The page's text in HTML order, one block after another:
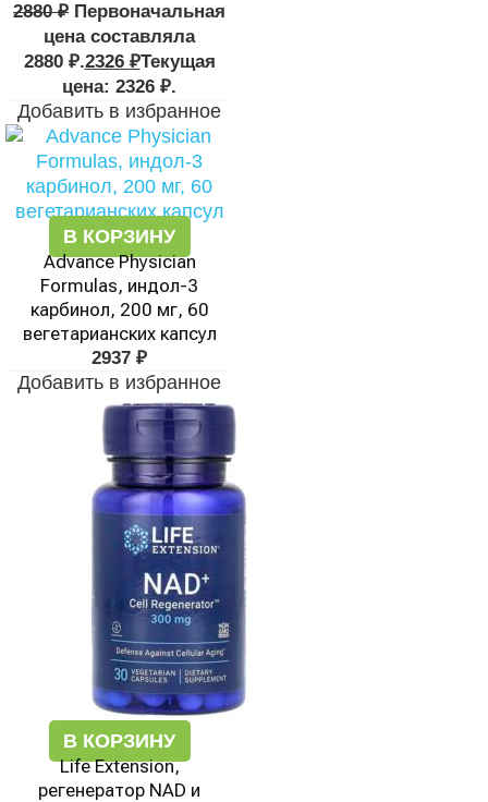
2880₽ Первоначальная
цена составляла
2880 ₽.2326 ₽Текущая
цена: 2326 ₽.
Добавить в избранное
В КОРЗИНУ
Advance Physician
Formulas, индол-3
карбинол, 200 мг, 60
вегетарианских капсул
2937 ₽
Добавить в избранное
В КОРЗИНУ
Life Extension,
регенератор NAD и